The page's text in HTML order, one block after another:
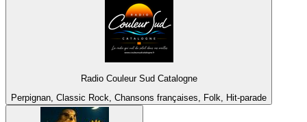
Radio Couleur Sud Catalogne
Perpignan, Classic Rock, Chansons françaises, Folk, Hit-parade